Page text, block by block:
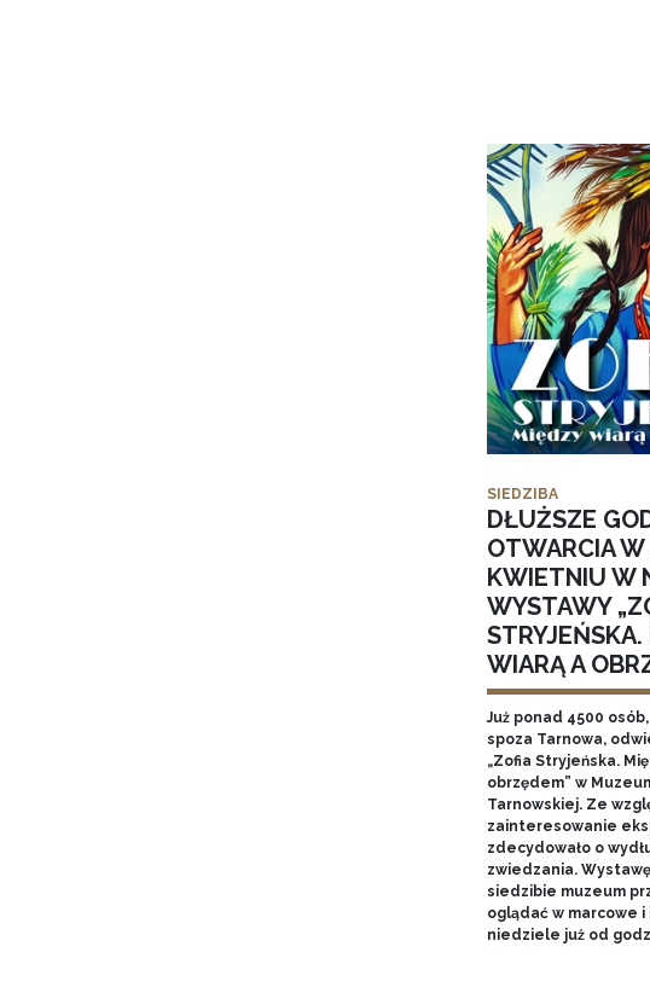
SIEDZIBA
DŁUŻSZE
OTWARCIA W
KWIETNIU W
WYSTAWY
STRYJEŃSKA.
WIARĄ A
Już ponad 4500
spoza Tarnowa,
„Zofia Stryjeńska.
obrzędem” w
Tarnowskiej. Ze
zainteresowanie
zdecydowało o
zwiedzania.
siedzibie muzeum
oglądać w marcowe
niedziele już od